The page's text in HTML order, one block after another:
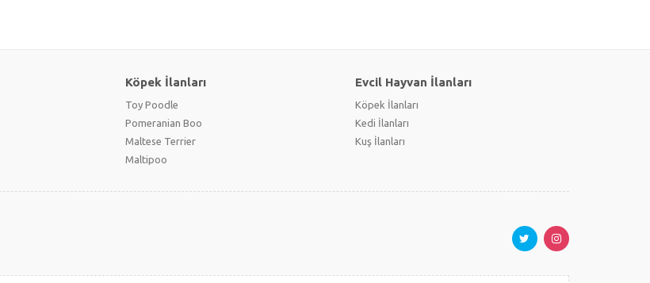
Köpek İlanları
Toy Poodle
Pomeranian Boo
Maltese Terrier
Maltipoo
Evcil Hayvan İlanları
Köpek İlanları
Kedi İlanları
Kuş İlanları